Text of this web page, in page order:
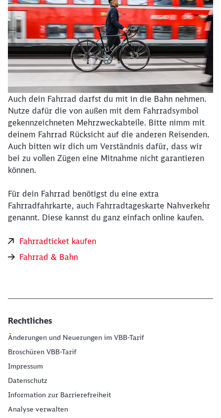
Auch dein Fahrrad darfst du mit in die Bahn nehmen.
Nutze dafür die von außen mit dem Fahrradsymbol
gekennzeichneten Mehrzweckabteile. Bitte nimm mit
deinem Fahrrad Rücksicht auf die anderen Reisenden.
Auch bitten wir dich um Verständnis dafür, dass wir
bei zu vollen Zügen eine Mitnahme nicht garantieren
können.
Für dein Fahrrad benötigst du eine extra
Fahrradfahrkarte, auch Fahrradtageskarte Nahverkehr
genannt. Diese kannst du ganz einfach online kaufen.
Fahrradticket kaufen
Fahrrad & Bahn
Rechtliches
Änderungen und Neuerungen im VBB-Tarif
Broschüren VBB-Tarif
Impressum
Datenschutz
Information zur Barrierefreiheit
Analyse verwalten